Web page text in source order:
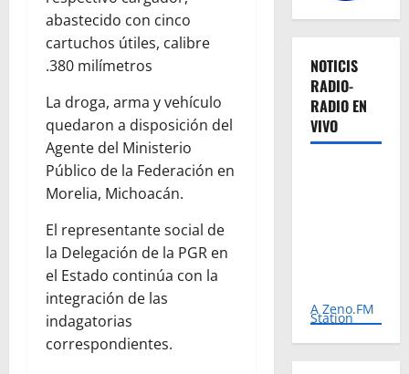
abastecido con cinco
cartuchos útiles, calibre
.380 milímetros
La droga, arma y vehículo
quedaron a disposición del
Agente del Ministerio
Público de la Federación en
Morelia, Michoacán.
El representante social de
la Delegación de la PGR en
el Estado continúa con la
integración de las
indagatorias
correspondientes.
NOTICIS
RADIO-
RADIO EN
VIVO
A Zeno.FM
Station